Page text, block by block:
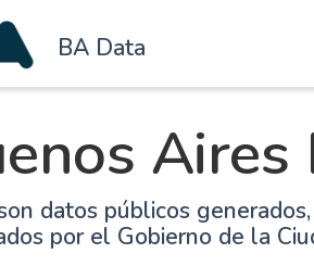
BA Data
Aires
datos públicos
por el Gobierno de la